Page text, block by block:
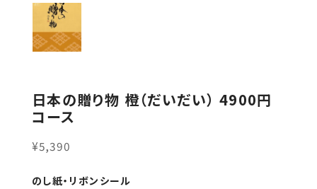
日本の贈り物 橙（だいだい） 4900円
コース
¥5,390
のし紙・リボンシール